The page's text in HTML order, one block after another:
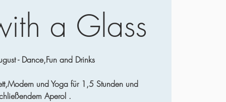
a Glass
- Dance,Fun and Drinks
und Yoga für 1,5 Stunden und
Aperol .